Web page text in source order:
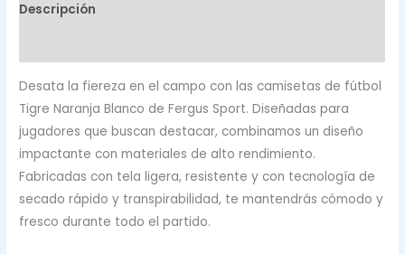
Descripción
Desata la fiereza en el campo con las camisetas de fútbol
Tigre Naranja Blanco de Fergus Sport. Diseñadas para
jugadores que buscan destacar, combinamos un diseño
impactante con materiales de alto rendimiento.
Fabricadas con tela ligera, resistente y con tecnología de
secado rápido y transpirabilidad, te mantendrás cómodo y
fresco durante todo el partido.